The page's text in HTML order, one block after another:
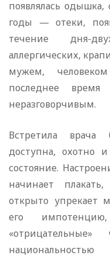
появлялась
годы — отеки,
течение дня-
аллергических,
мужем,
последнее
неразговорчивым.
Встретила врача
доступна, охотно
состояние.
начинает
открыто упрекает
его